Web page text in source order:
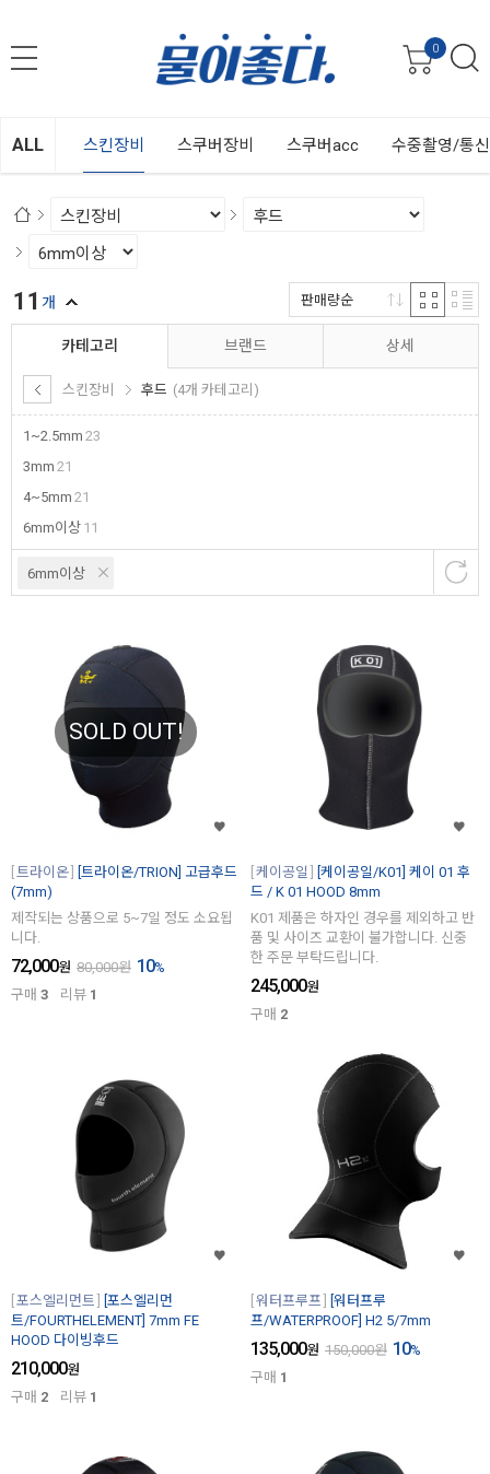
0
ALL 스킨장비 스쿠버장비 스쿠버acc 수중촬영/통
카테고리
스킨장비 후드 (4개 카테고리)
1~2.5mm 23
3mm 21
4~5mm 21
6mm이상 11
브랜드 상세
6mm이상
11 개 판매량순
SOLD OUT!
트라이온
[트라이온/TRION] 고급후드
(7mm)
제작되는 상품으로 5~7일 정도 소요됩
니다.
72,000원 80,000원 10%
구매 3 리뷰 1
케이공일
[케이공일/K01] 케이 01 후
드 / K 01 HOOD 8mm
K01 제품은 하자인 경우를 제외하고 반
품 및 사이즈 교환이 불가합니다. 신중
한 주문 부탁드립니다.
245,000원
구매 2
포스엘리먼트
[포스엘리먼
트/FOURTHELEMENT] 7mm FE
HOOD 다이빙후드
210,000원
구매 2 리뷰 1
워터프루프
[워터프루
프/WATERPROOF] H2 5/7mm
135,000원 150,000원 10%
구매 1